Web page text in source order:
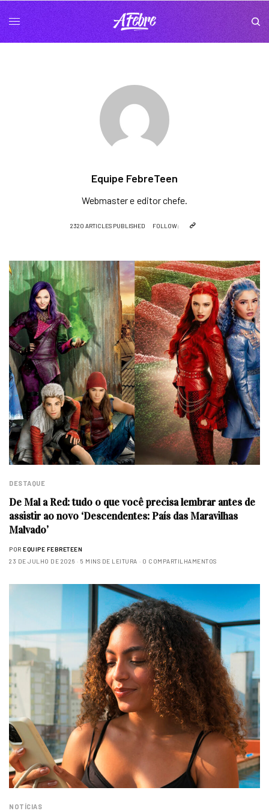
Equipe FebreTeen
Webmaster e editor chefe.
2320 ARTICLES PUBLISHED FOLLOW:
DESTAQUE
De Mal a Red: tudo o que você precisa lembrar antes de
assistir ao novo ‘Descendentes: País das Maravilhas
Malvado’
POR EQUIPE FEBRETEEN
23 DE JULHO DE 2026
5 MINS DE LEITURA 0 COMPARTILHAMENTOS
NOTÍCIAS